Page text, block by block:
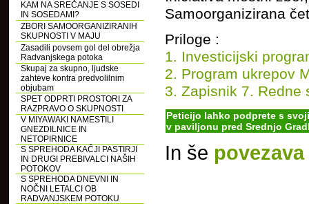
KAM NA SREČANJE S SOSEDI
IN SOSEDAMI?
ZBORI SAMOORGANIZIRANIH
SKUPNOSTI V MAJU
Zasadili povsem gol del obrežja
Radvanjskega potoka
Skupaj za skupno, ljudske
zahteve kontra predvolilnim
objubam
SPET ODPRTI PROSTORI ZA
RAZPRAVO O SKUPNOSTI
V MIYAWAKI NAMESTILI
GNEZDILNICE IN
NETOPIRNICE
S SPREHODA KAČJI PASTIRJI
IN DRUGI PREBIVALCI NAŠIH
POTOKOV
S SPREHODA DNEVNI IN
NOČNI LETALCI OB
RADVANJSKEM POTOKU
Samoorganizirana
Priloge :
1. Investicijski
2. Program ukrepov
3. Zapisnik 7. Redne
Peticijo lahko podprete s
v paviljonu pred Srednjo
In še